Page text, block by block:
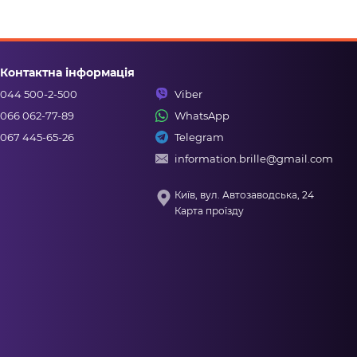
Контактна інформація
044 500-2-500
066 062-77-89
067 445-65-26
Viber
WhatsApp
Telegram
information.brille@gmail.com
Київ, вул. Автозаводська, 24
Карта проїзду